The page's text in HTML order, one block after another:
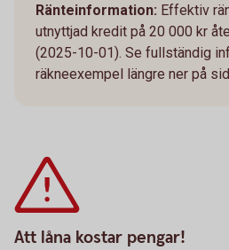
Ränteinformation: Effektiv
utnyttjad kredit på 20 000 kr
(2025-10-01). Se fullständig
räkneexempel längre ner på
Att låna kostar pengar!